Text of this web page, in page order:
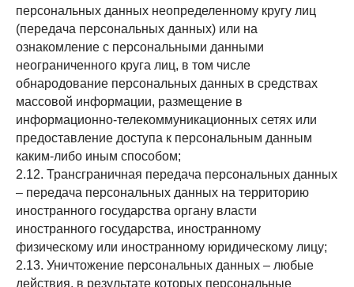
персональных данных неопределенному кругу лиц
(передача персональных данных) или на
ознакомление с персональными данными
неограниченного круга лиц, в том числе
обнародование персональных данных в средствах
массовой информации, размещение в
информационно-телекоммуникационных сетях или
предоставление доступа к персональным данным
каким-либо иным способом;
2.12. Трансграничная передача персональных данных
– передача персональных данных на территорию
иностранного государства органу власти
иностранного государства, иностранному
физическому или иностранному юридическому лицу;
2.13. Уничтожение персональных данных – любые
действия, в результате которых персональные